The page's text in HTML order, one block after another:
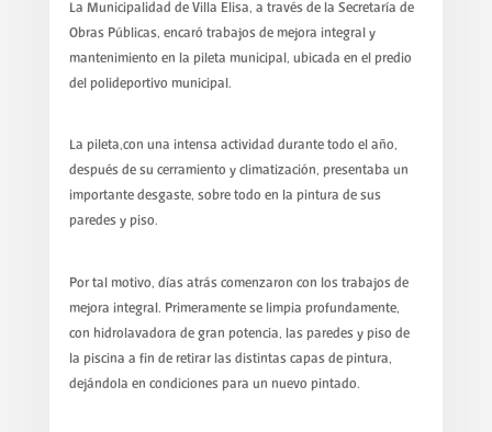
La Municipalidad de Villa Elisa, a través de la Secretaría de
Obras Públicas, encaró trabajos de mejora integral y
mantenimiento en la pileta municipal, ubicada en el predio
del polideportivo municipal.
La pileta,con una intensa actividad durante todo el año,
después de su cerramiento y climatización, presentaba un
importante desgaste, sobre todo en la pintura de sus
paredes y piso.
Por tal motivo, días atrás comenzaron con los trabajos de
mejora integral. Primeramente se limpia profundamente,
con hidrolavadora de gran potencia, las paredes y piso de
la piscina a fin de retirar las distintas capas de pintura,
dejándola en condiciones para un nuevo pintado.